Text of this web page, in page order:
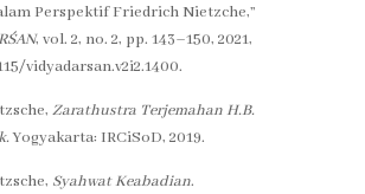
Perspektif Friedrich Nietzche,”
, vol. 2, no. 2, pp. 143–150, 2021,
vidyadarsan.v2i2.1400.
Zarathustra Terjemahan H.B.
Yogyakarta: IRCiSoD, 2019.
Syahwat Keabadian.